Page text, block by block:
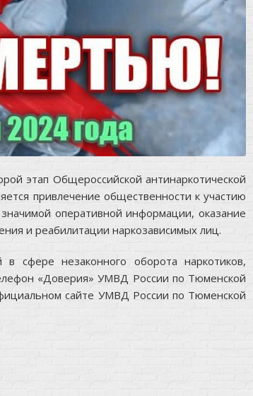
этап Общероссийской антинаркотической
привлечение общественности к участию
оперативной информации, оказание
и реабилитации наркозависимых лиц.
сфере незаконного оборота наркотиков,
«Доверия» УМВД России по Тюменской
сайте УМВД России по Тюменской